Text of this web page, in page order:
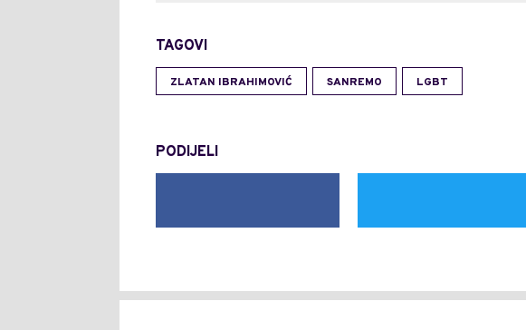
TAGOVI
ZLATAN IBRAHIMOVIĆ SANREMO LGBT
PODIJELI